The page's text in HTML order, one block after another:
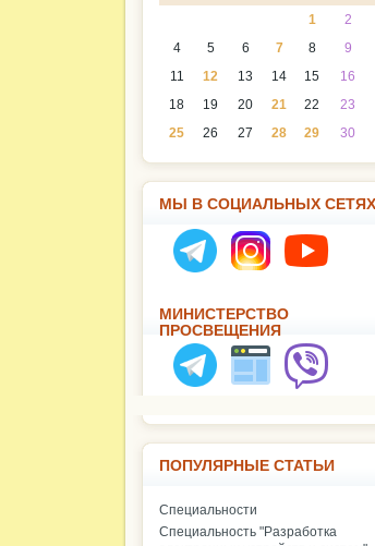
1
2
4
5 6 7 8 9
11
12 13 14 15 16
18
19 20 21 22 23
25
26 27 28 29 30
МЫ В СОЦИАЛЬНЫХ СЕТЯХ
МИНИСТЕРСТВО
ПРОСВЕЩЕНИЯ
ПОПУЛЯРНЫЕ СТАТЬИ
Специальности
Специальность "Разработка